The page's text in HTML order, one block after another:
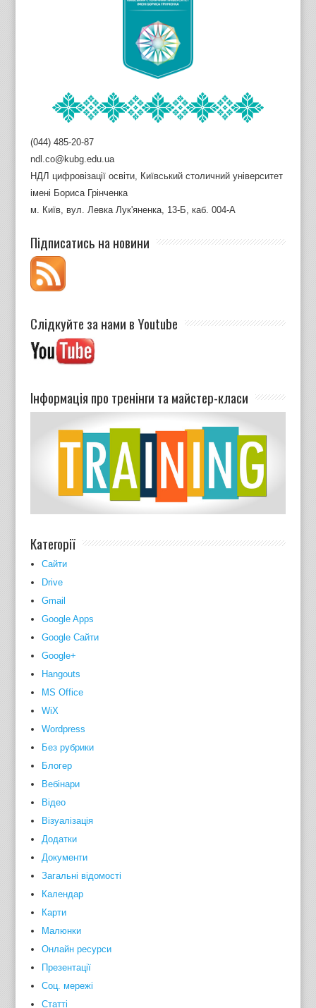
(044) 485-20-87
ndl.co@kubg.edu.ua
НДЛ цифровізації освіти, Київський столичний університет
імені Бориса Грінченка
м. Київ, вул. Левка Лук'яненка, 13-Б, каб. 004-А
Підписатись на новини
Слідкуйте за нами в Youtube
Інформація про тренінги та майстер-класи
Категорії
Cайти
Drive
Gmail
Google Apps
Google Сайти
Google+
Hangouts
MS Office
WiX
Wordpress
Без рубрики
Блогер
Вебінари
Відео
Візуалізація
Додатки
Документи
Загальні відомості
Календар
Карти
Малюнки
Онлайн ресурси
Презентації
Соц. мережі
Статті